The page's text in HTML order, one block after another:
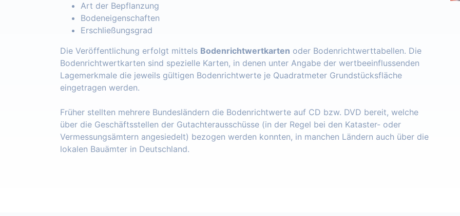
Art der Bepflanzung
Bodeneigenschaften
Erschließungsgrad
Die Veröffentlichung erfolgt mittels Bodenrichtwertkarten oder Bodenrichtwerttabellen. Die
Bodenrichtwertkarten sind spezielle Karten, in denen unter Angabe der wertbeeinflussenden
Lagemerkmale die jeweils gültigen Bodenrichtwerte je Quadratmeter Grundstücksfläche
eingetragen werden.
Früher stellten mehrere Bundesländern die Bodenrichtwerte auf CD bzw. DVD bereit, welche
über die Geschäftsstellen der Gutachterausschüsse (in der Regel bei den Kataster- oder
Vermessungsämtern angesiedelt) bezogen werden konnten, in manchen Ländern auch über die
lokalen Bauämter in Deutschland.